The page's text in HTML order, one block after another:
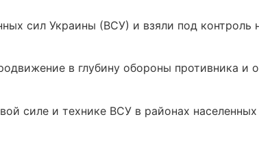
сил Украины (ВСУ) и взяли под
в глубину обороны противника
силе и технике ВСУ в районах